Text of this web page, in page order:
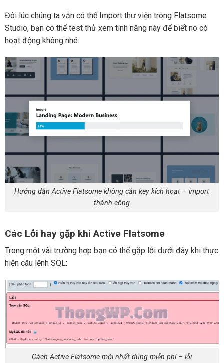
Đôi lúc chúng ta vẫn có thể Import thư viện trong Flatsome
Studio, bạn có thể test thử xem tính năng này để biết nó có
hoạt động không nhé:
Hướng dẫn Active Flatsome không cần key kích hoạt – import
thành công
Các Lỗi hay gặp khi Active Flatsome
Trong một vài trường hợp bạn có thể gặp lỗi dưới đây khi thực
hiện câu lệnh SQL:
Cách Active Flatsome mới nhất dùng miễn phí – lỗi